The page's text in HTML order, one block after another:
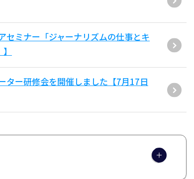
セミナー「ジャーナリズムの仕事とキ
ター研修会を開催しました【7月17日